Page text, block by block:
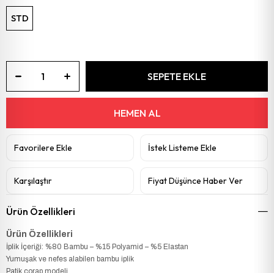
STD
Favorilere Ekle İstek Listeme Ekle
Karşılaştır Fiyat Düşünce Haber Ver
Ürün Özellikleri
Ürün Özellikleri
İplik İçeriği: %80 Bambu – %15 Polyamid – %5 Elastan
Yumuşak ve nefes alabilen bambu iplik
Patik çorap modeli